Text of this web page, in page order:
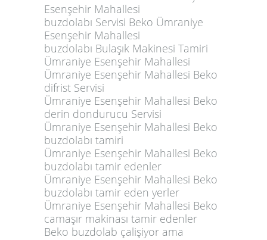
Esenşehir Mahallesi
buzdolabı Servisi Beko Ümraniye
Esenşehir Mahallesi
buzdolabı Bulaşık Makinesi Tamiri
Ümraniye Esenşehir Mahallesi
Ümraniye Esenşehir Mahallesi Beko
difrist Servisi
Ümraniye Esenşehir Mahallesi Beko
derin dondurucu Servisi
Ümraniye Esenşehir Mahallesi Beko
buzdolabı tamiri
Ümraniye Esenşehir Mahallesi Beko
buzdolabı tamir edenler
Ümraniye Esenşehir Mahallesi Beko
buzdolabı tamir eden yerler
Ümraniye Esenşehir Mahallesi Beko
camaşır makinası tamir edenler
Beko buzdolab çalişiyor ama